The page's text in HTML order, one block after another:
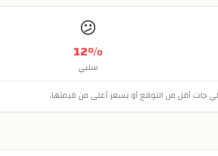
😕
12%
سلبي
جات أقل من التوقع أو بسعر أعلى من قيمتها.